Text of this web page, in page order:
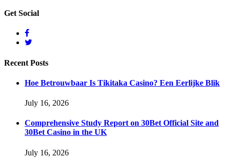
Get Social
Recent Posts
Hoe Betrouwbaar Is Tikitaka Casino? Een Eerlijke Blik
July 16, 2026
Comprehensive Study Report on 30Bet Official Site and
30Bet Casino in the UK
July 16, 2026